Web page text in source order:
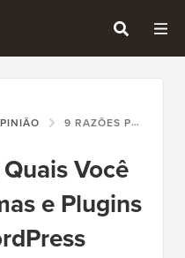
9 RAZÕES PELAS QUAIS VOCÊ DEVE EVITAR TEMAS E PLUGINS NULLED PARA WORDPRESS
Você
e Plugins